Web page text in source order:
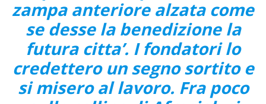
zampa anteriore alzata come
se desse la benedizione la
futura citta’. I fondatori lo
credettero un segno sortito e
si misero al lavoro. Fra poco